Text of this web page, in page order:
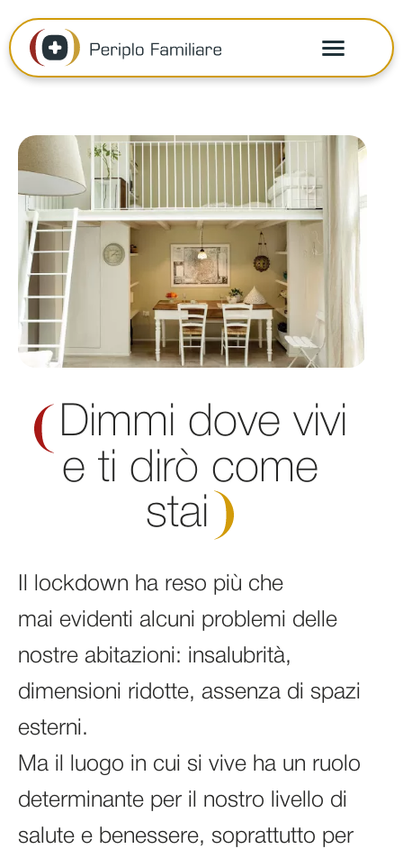
Dimmi dove vivi
e ti dirò come
stai
Il lockdown ha reso più che
mai evidenti alcuni problemi delle
nostre abitazioni: insalubrità,
dimensioni ridotte, assenza di spazi
esterni.
Ma il luogo in cui si vive ha un ruolo
determinante per il nostro livello di
salute e benessere, soprattutto per